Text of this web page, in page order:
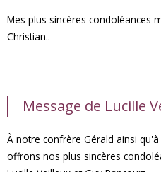
Mes plus sincères condoléances
Christian..
Message de Lucille
À notre confrère Gérald ainsi
offrons nos plus sincères